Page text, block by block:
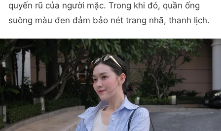
quyến rũ của người mặc. Trong khi đó, quần ống
suông màu đen đảm bảo nét trang nhã, thanh lịch.